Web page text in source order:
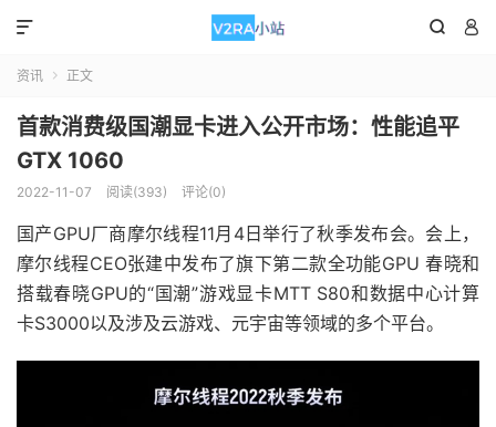
 

资讯  正文
首款消费级国潮显卡进入公开市场：性能追平
GTX 1060
2022-11-07 阅读(393) 评论(0)
国产GPU厂商摩尔线程11月4日举行了秋季发布会。会上，
摩尔线程CEO张建中发布了旗下第二款全功能GPU 春晓和
搭载春晓GPU的“国潮”游戏显卡MTT S80和数据中心计算
卡S3000以及涉及云游戏、元宇宙等领域的多个平台。